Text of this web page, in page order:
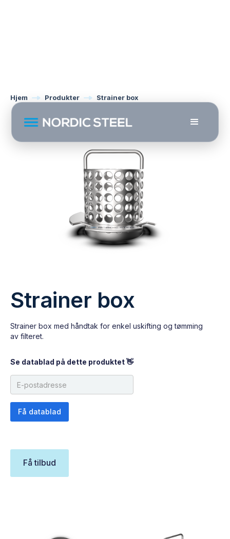
Hjem Produkter Strainer box
Strainer box
Strainer box med håndtak for enkel uskifting og tømming
av filteret.
Se datablad på dette produktet 👋
Få tilbud